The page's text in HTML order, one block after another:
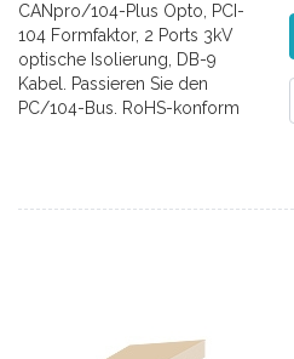
CANpro/104-Plus Opto, PCI-
104 Formfaktor, 2 Ports 3kV
optische Isolierung, DB-9
Kabel. Passieren Sie den
PC/104-Bus. RoHS-konform